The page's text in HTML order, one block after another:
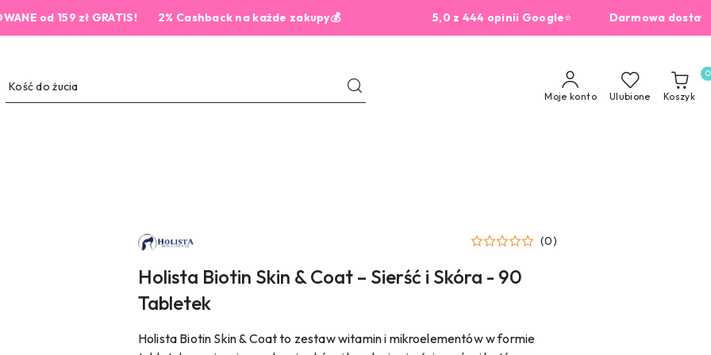
159 zł GRATIS! 2% Cashback na każde zakupy💰 5,0 z 444 opinii Google ⭐Darmowa dostawa od
Moje konto Ulubione Koszyk
0
NAZWA
PRODUCENTA:
PETS
(0)
Holista Biotin Skin & Coat – Sierść i Skóra - 90
Tabletek
Holista Biotin Skin & Coat to zestaw witamin i mikroelementów w formie